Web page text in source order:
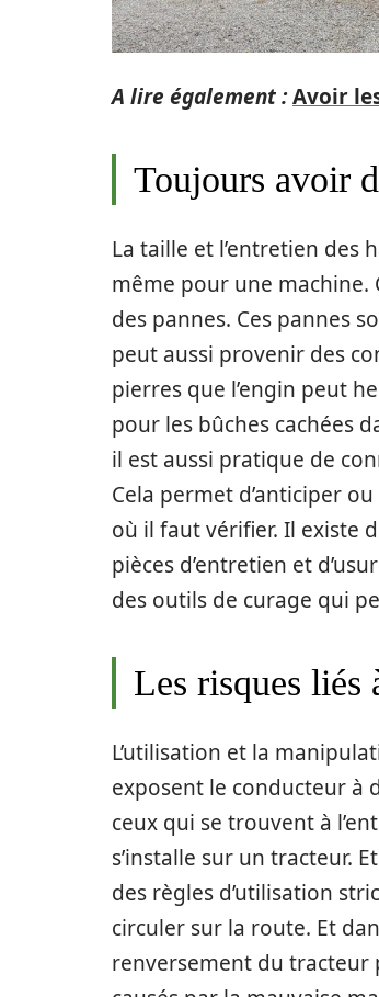
A lire également :Avoir
Toujours avoir
La taille et l’entretien des
même pour une machine.
des pannes. Ces pannes
peut aussi provenir des
pierres que l’engin peut
pour les bûches cachées
il est aussi pratique de
Cela permet d’anticiper
où il faut vérifier. Il existe
pièces d’entretien et
des outils de curage qui
Les risques liés
L’utilisation et la
exposent le conducteur à
ceux qui se trouvent à
s’installe sur un tracteur.
des règles d’utilisation
circuler sur la route. Et
renversement du tracteur